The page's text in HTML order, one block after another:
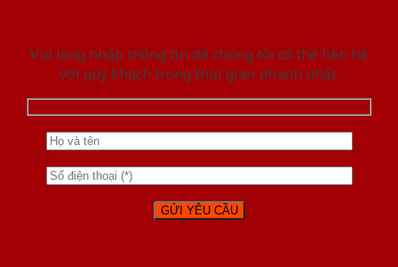
Vui lòng nhập thông tin để chúng tôi có thể liên hệ
với quý khách trong thời gian nhanh nhất.